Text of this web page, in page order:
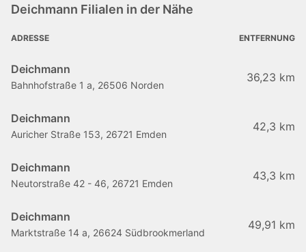
Deichmann Filialen in der Nähe
ADRESSE ENTFERNUNG
Deichmann
Bahnhofstraße 1 a, 26506 Norden
36,23 km
Deichmann
Auricher Straße 153, 26721 Emden
42,3 km
Deichmann
Neutorstraße 42 - 46, 26721 Emden
43,3 km
Deichmann
Marktstraße 14 a, 26624 Südbrookmerland
49,91 km